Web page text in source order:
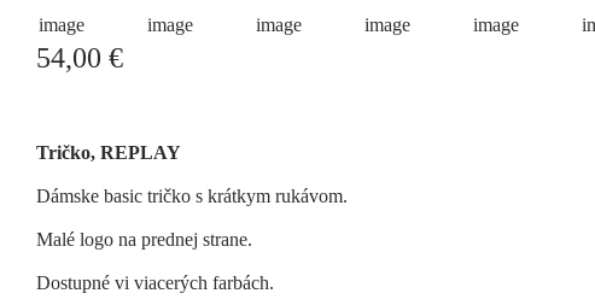
54,00 €
Tričko, REPLAY
Dámske basic tričko s krátkym rukávom.
Malé logo na prednej strane.
Dostupné vi viacerých farbách.